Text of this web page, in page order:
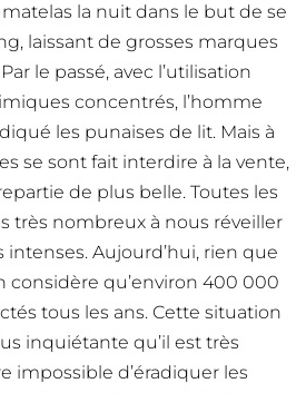
la nuit dans le but de se
laissant de grosses marques
le passé, avec l’utilisation
concentrés, l’homme
les punaises de lit. Mais à
se sont fait interdire à la vente,
de plus belle. Toutes les
très nombreux à nous réveiller
intenses. Aujourd’hui, rien que
considère qu’environ 400 000
tous les ans. Cette situation
inquiétante qu’il est très
impossible d’éradiquer les